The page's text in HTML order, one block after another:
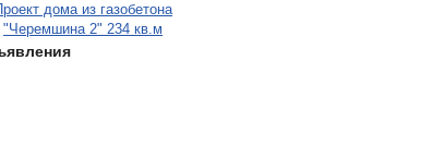
дома из газобетона
"Черемшина 2" 234 кв.м